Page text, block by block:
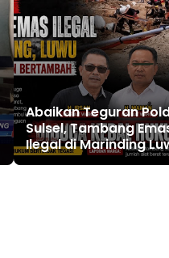
Abaikan Teguran
Sulsel, Tambang
Ilegal di Marinding
Tetap Beroperasi